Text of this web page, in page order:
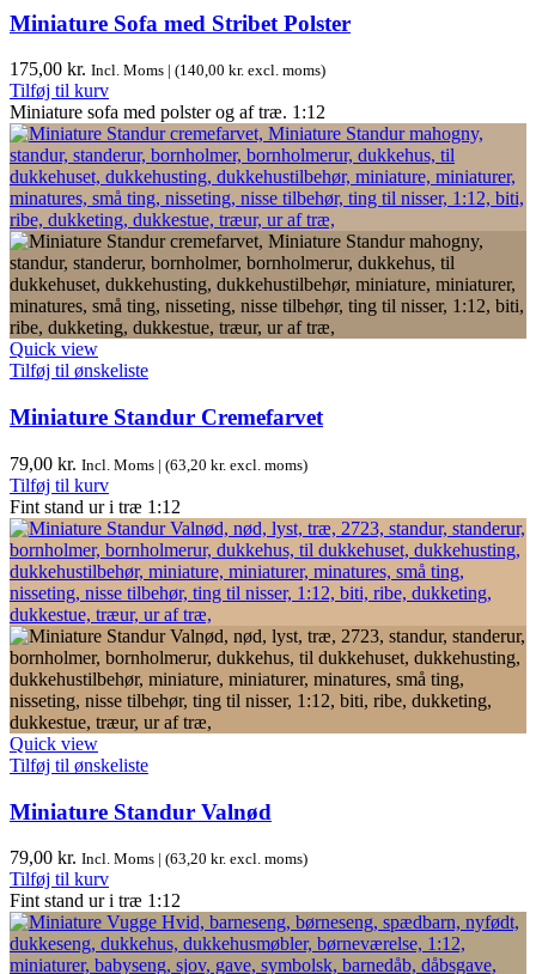
Miniature Sofa med Stribet Polster
175,00 kr. Incl. Moms | (140,00 kr. excl. moms)
Tilføj til kurv
Miniature sofa med polster og af træ. 1:12
Quick view
Tilføj til ønskeliste
Miniature Standur Cremefarvet
79,00 kr. Incl. Moms | (63,20 kr. excl. moms)
Tilføj til kurv
Fint stand ur i træ 1:12
Quick view
Tilføj til ønskeliste
Miniature Standur Valnød
79,00 kr. Incl. Moms | (63,20 kr. excl. moms)
Tilføj til kurv
Fint stand ur i træ 1:12